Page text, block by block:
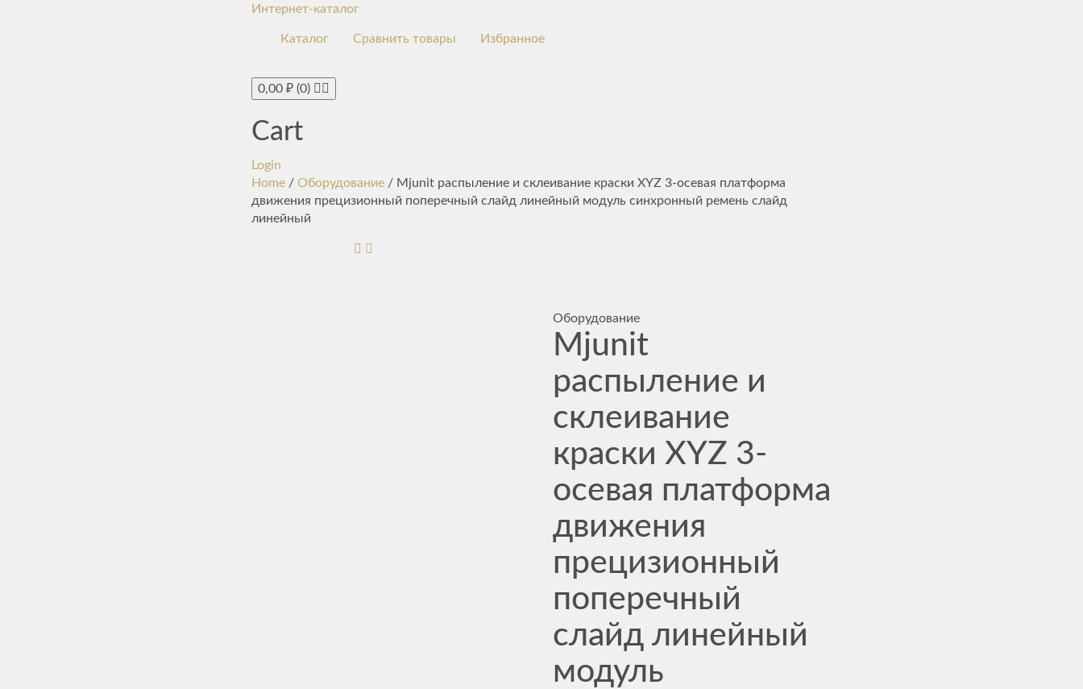
Интернет-каталог
Каталог Сравнить товары Избранное
0,00 ₽ (0)
Cart
Login
Home / Оборудование / Mjunit распыление и склеивание краски XYZ 3-осевая платформа
движения прецизионный поперечный слайд линейный модуль синхронный ремень слайд
линейный
Оборудование
Mjunit
распыление и
склеивание
краски XYZ 3-
осевая платформа
движения
прецизионный
поперечный
слайд линейный
модуль